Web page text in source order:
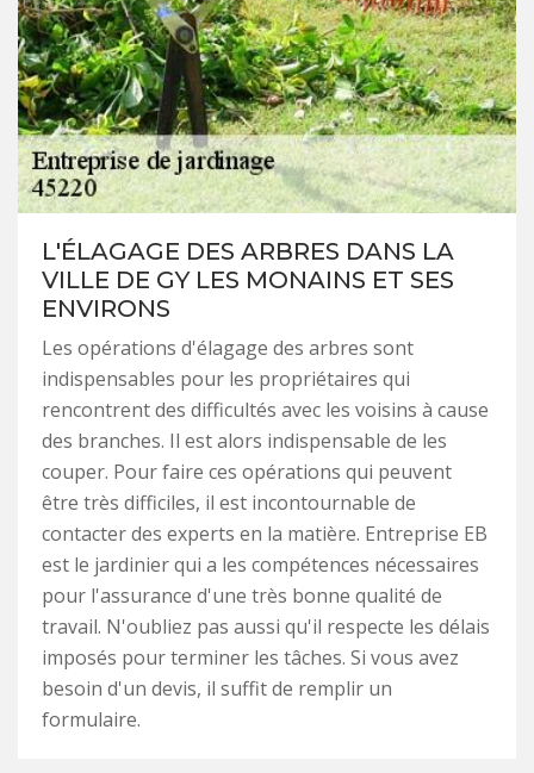
L'ÉLAGAGE DES ARBRES DANS LA
VILLE DE GY LES MONAINS ET SES
ENVIRONS
Les opérations d'élagage des arbres sont
indispensables pour les propriétaires qui
rencontrent des difficultés avec les voisins à cause
des branches. Il est alors indispensable de les
couper. Pour faire ces opérations qui peuvent
être très difficiles, il est incontournable de
contacter des experts en la matière. Entreprise EB
est le jardinier qui a les compétences nécessaires
pour l'assurance d'une très bonne qualité de
travail. N'oubliez pas aussi qu'il respecte les délais
imposés pour terminer les tâches. Si vous avez
besoin d'un devis, il suffit de remplir un
formulaire.